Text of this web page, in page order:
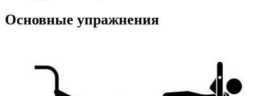
Основные упражнения